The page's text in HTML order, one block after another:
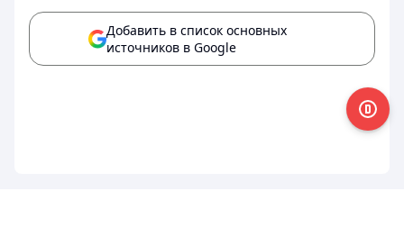
Добавить в список основных
источников в Google